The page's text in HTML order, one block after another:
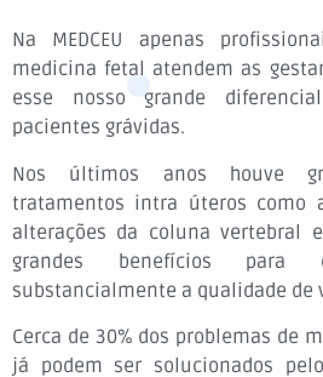
Na MEDCEU apenas
medicina fetal atendem as
esse nosso grande
pacientes grávidas.
Nos últimos anos houve
tratamentos intra úteros como
alterações da coluna vertebral
grandes benefícios para
substancialmente a qualidade de
Cerca de 30% dos problemas de
já podem ser solucionados